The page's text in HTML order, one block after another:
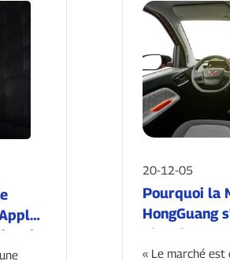
qui
page
20-12-05
Pourquoi la
HongGuang
plus de 33
est-elle
« Le marché est